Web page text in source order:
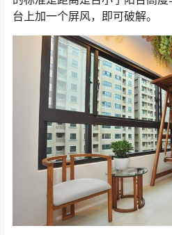
台上加一个屏风，即可破解。